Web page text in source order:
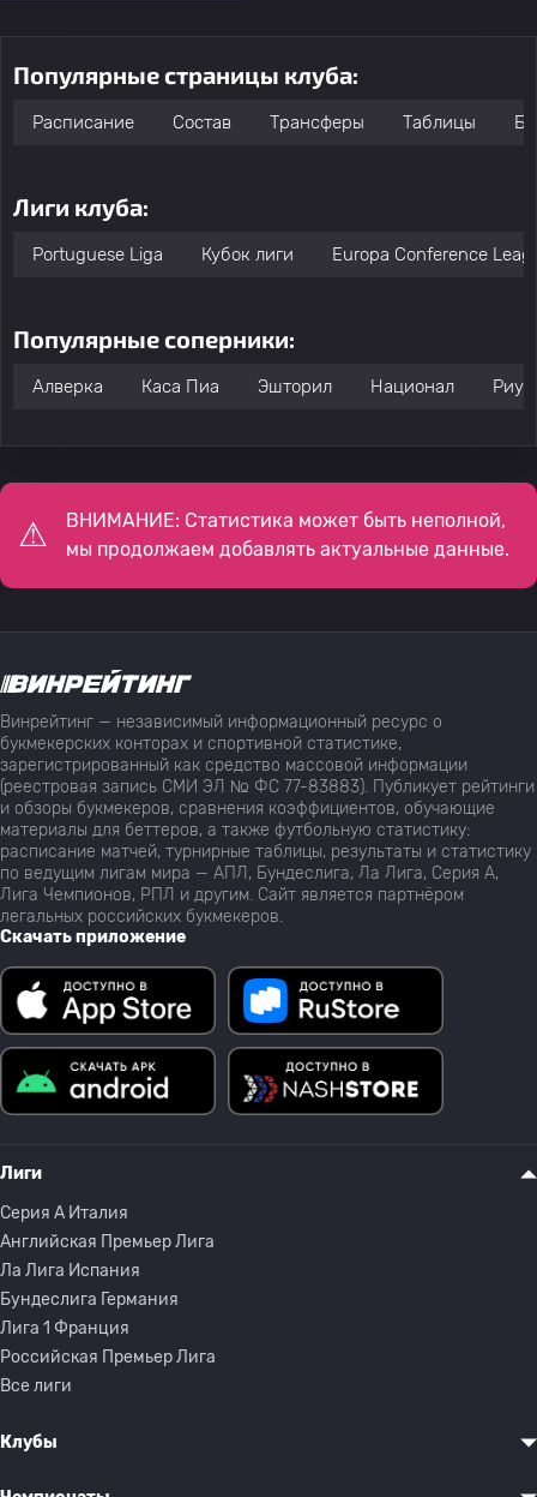
Популярные страницы клуба:
Расписание Состав Трансферы Таблицы
Лиги клуба:
Portuguese Liga Кубок лиги Europa Conference
Популярные соперники:
Алверка Каса Пиа Эшторил Национал Риу-
ВНИМАНИЕ: Статистика может быть неполной,
мы продолжаем добавлять актуальные данные.
Винрейтинг — независимый информационный ресурс о
букмекерских конторах и спортивной статистике,
зарегистрированный как средство массовой информации
(реестровая запись СМИ ЭЛ № ФС 77-83883). Публикует рейтинги
и обзоры букмекеров, сравнения коэффициентов, обучающие
материалы для беттеров, а также футбольную статистику:
расписание матчей, турнирные таблицы, результаты и статистику
по ведущим лигам мира — АПЛ, Бундеслига, Ла Лига, Серия А,
Лига Чемпионов, РПЛ и другим. Сайт является партнёром
легальных российских букмекеров.
Скачать приложение
Лиги
Серия A Италия
Английская Премьер Лига
Ла Лига Испания
Бундеслига Германия
Лига 1 Франция
Российская Премьер Лига
Все лиги
Клубы